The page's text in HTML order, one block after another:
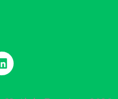
L
i
n